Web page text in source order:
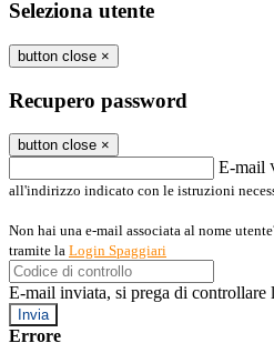
Seleziona utente
button close ×
Recupero password
button close ×
E-mail
all'indirizzo indicato con le istruzioni
Non hai una e-mail associata al nome
tramite la Login Spaggiari
E-mail inviata, si prega di controllare
Errore